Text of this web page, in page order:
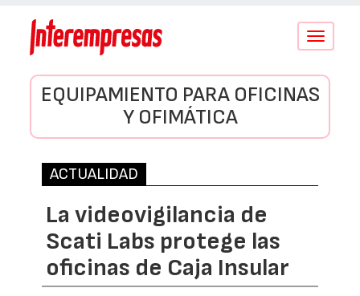
Conmutar
EQUIPAMIENTO PARA OFICINAS
Y OFIMÁTICA
ACTUALIDAD
La videovigilancia de
Scati Labs protege las
oficinas de Caja Insular